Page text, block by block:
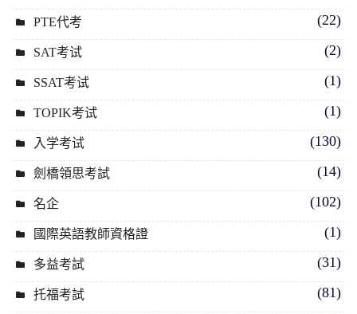
PTE代考 (22)
SAT考试 (2)
SSAT考试 (1)
TOPIK考试 (1)
入学考试 (130)
劍橋領思考試 (14)
名企 (102)
國際英語教師資格證 (1)
多益考試 (31)
托福考試 (81)